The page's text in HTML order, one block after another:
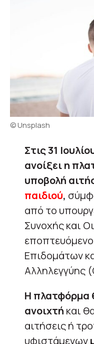
© Unsplash
Στις 31
ανοίξει η
υποβολή
παιδιού,
από το
Συνοχής και
Επιδομάτων
Αλληλεγγύης
Η πλατφόρμα
ανοιχτή και
αιτήσεις ή
υφιστάμενων